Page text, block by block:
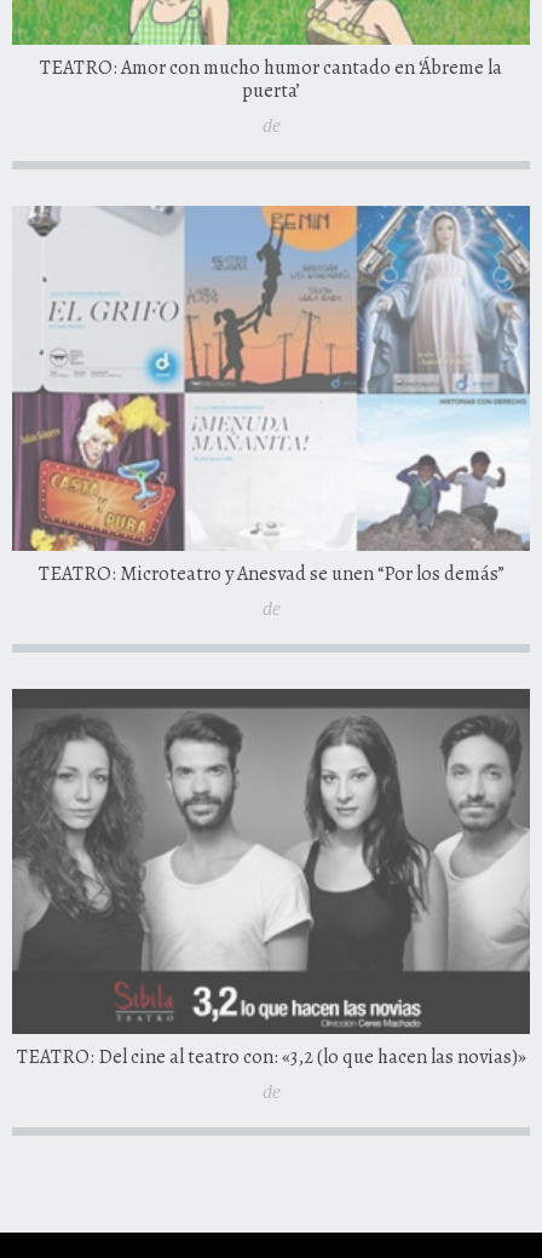
TEATRO: Amor con mucho humor cantado en ‘Ábreme la
puerta’
de
TEATRO: Microteatro y Anesvad se unen “Por los demás”
de
TEATRO: Del cine al teatro con: «3,2 (lo que hacen las novias)»
de